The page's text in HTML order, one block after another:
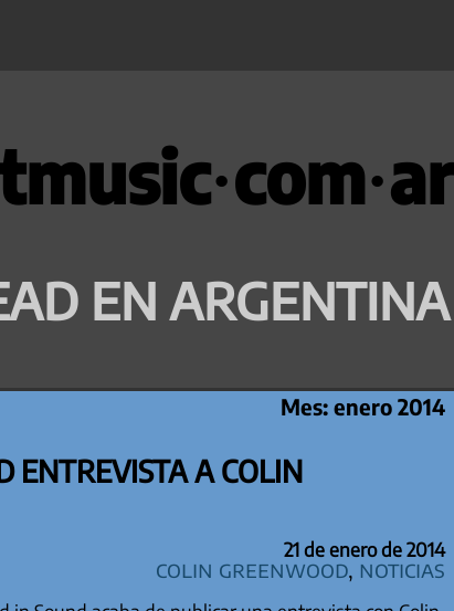
EN ARGENTINA
Mes: enero 2014
ENTREVISTA A COLIN
21 de enero de 2014
Colin Greenwood, Noticias